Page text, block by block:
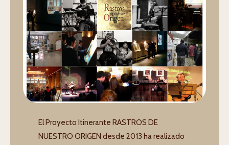
El Proyecto Itinerante RASTROS DE
NUESTRO ORIGEN desde 2013 ha realizado